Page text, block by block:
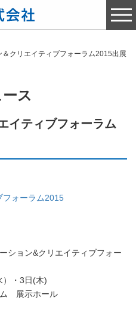
クリエイティブフォーラム2015出展
ス
イティブフォーラム
フォーラム2015
ョン&クリエイティブフォー
（水）・3日(木)
展示ホール